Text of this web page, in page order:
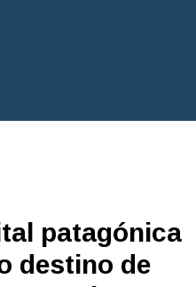
patagónica
destino de